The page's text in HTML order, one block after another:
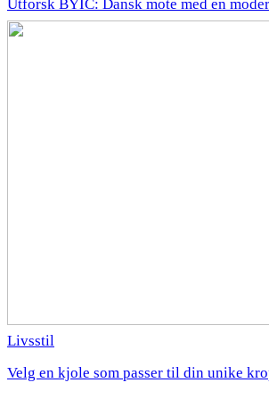
Utforsk BYIC: Dansk mote med en
Livsstil
Velg en kjole som passer til din unike